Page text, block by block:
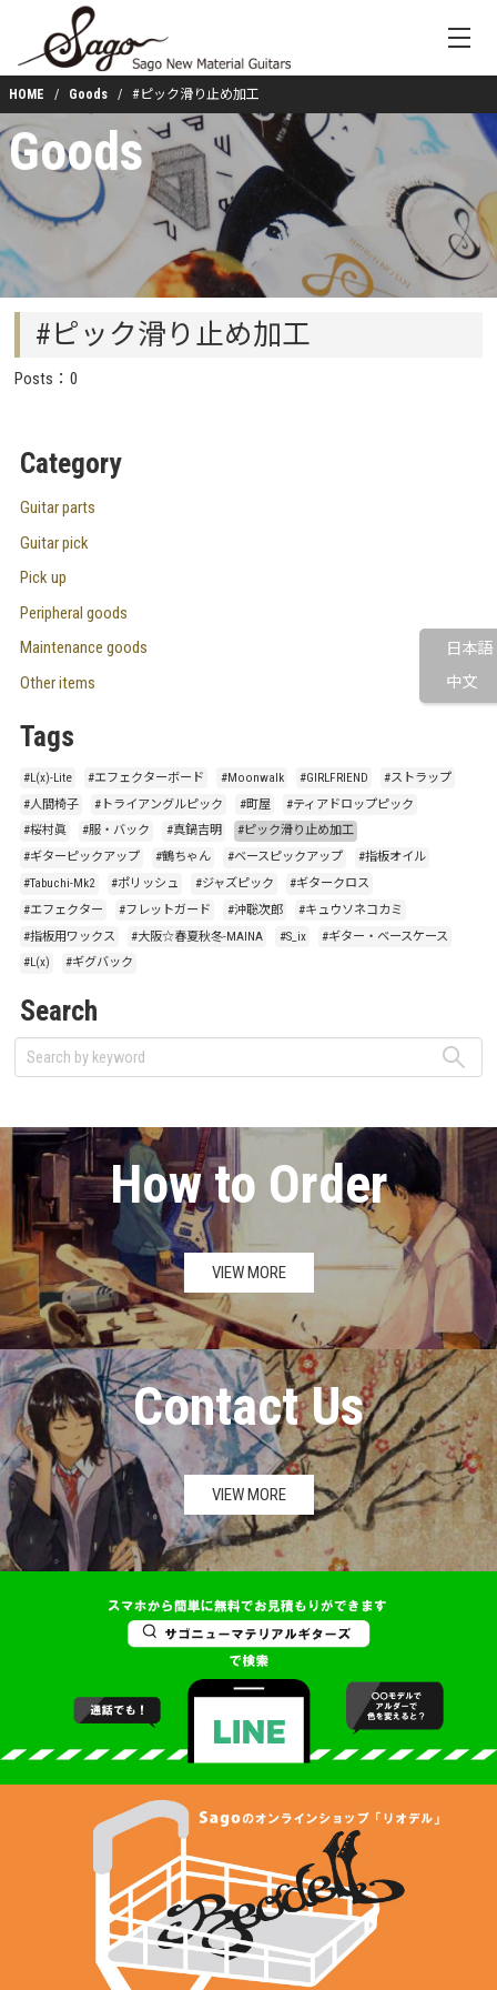
日本語
中文
HOME Goods #ピック滑り止め加工
Goods
#ピック滑り止め加工
Posts：0
Category
Guitar parts
Guitar pick
Pick up
Peripheral goods
Maintenance goods
Other items
Tags
#L(x)-Lite #エフェクターボード #Moonwalk #GIRLFRIEND
#ストラップ
#人間椅子
#トライアングルピック #町屋
#ティアドロップピック
#桜村眞
#服・バック #真鍋吉明
#ピック滑り止め加工
#ギターピックアップ
#鶴ちゃん #ベースピックアップ
#指板オイル
#Tabuchi-Mk2
#ポリッシュ #ジャズピック
#ギタークロス
#エフェクター
#フレットガード #沖聡次郎
#キュウソネコカミ
#指板用ワックス
#大阪☆春夏秋冬-MAINA #S_ix
#ギター・ベースケース
#L(x)
#ギグバック
Search
How to Order
VIEW MORE
Contact Us
VIEW MORE